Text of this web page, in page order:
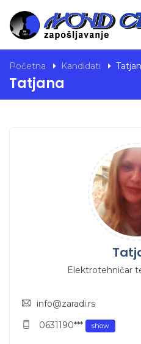
Početna Kandidati
Tatjana
Elektrotehničar
info@zaradi.rs
0631190***
show